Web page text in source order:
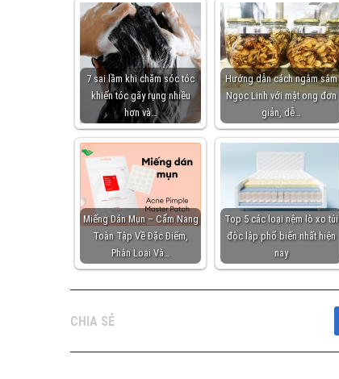
7 sai lầm khi chăm sóc tóc
khiến tóc gãy rụng nhiều
hơn và…
Hướng dẫn cách ngâm sâm
Ngọc Linh với mật ong đơn
giản, dễ…
Miếng Dán Mụn – Cẩm Nang
Toàn Tập Về Đặc Điểm,
Phân Loại Và…
Top 5 các loại nệm lò xo túi
độc lập phổ biến nhất hiện
nay
CHIA SẺ